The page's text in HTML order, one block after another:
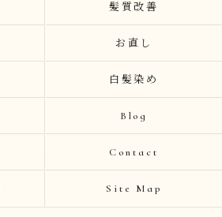
髪質改善
お直し
白髪染め
Blog
Contact
Site Map